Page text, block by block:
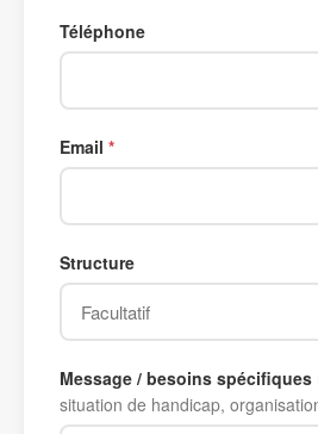
Téléphone
Email
Structure
Message / besoins spécifiques
situation de handicap,